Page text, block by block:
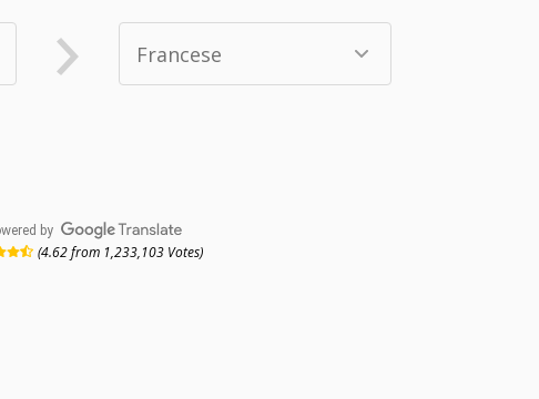
by
(4.62 from 1,233,103 Votes)